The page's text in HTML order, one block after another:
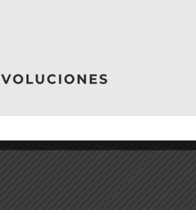
24.990